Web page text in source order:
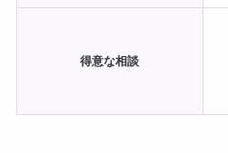
得意な相談